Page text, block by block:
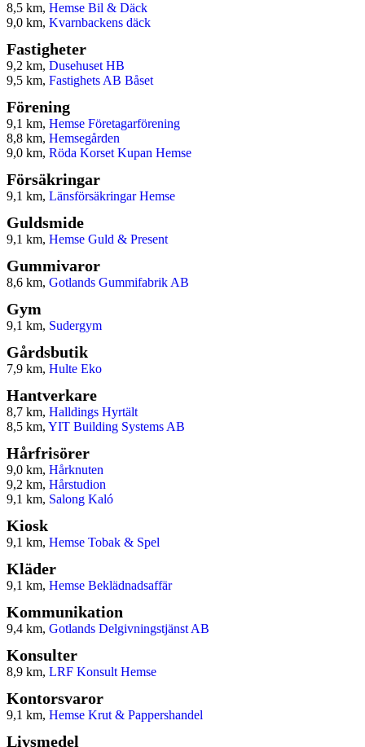
8,5 km, Hemse Bil & Däck
9,0 km, Kvarnbackens däck
Fastigheter
9,2 km, Dusehuset HB
9,5 km, Fastighets AB Båset
Förening
9,1 km, Hemse Företagarförening
8,8 km, Hemsegården
9,0 km, Röda Korset Kupan Hemse
Försäkringar
9,1 km, Länsförsäkringar Hemse
Guldsmide
9,1 km, Hemse Guld & Present
Gummivaror
8,6 km, Gotlands Gummifabrik AB
Gym
9,1 km, Sudergym
Gårdsbutik
7,9 km, Hulte Eko
Hantverkare
8,7 km, Halldings Hyrtält
8,5 km, YIT Building Systems AB
Hårfrisörer
9,0 km, Hårknuten
9,2 km, Hårstudion
9,1 km, Salong Kaló
Kiosk
9,1 km, Hemse Tobak & Spel
Kläder
9,1 km, Hemse Beklädnadsaffär
Kommunikation
9,4 km, Gotlands Delgivningstjänst AB
Konsulter
8,9 km, LRF Konsult Hemse
Kontorsvaror
9,1 km, Hemse Krut & Pappershandel
Livsmedel